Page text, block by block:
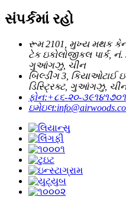
સંપર્કમાં રહો
રૂમ 2101, મુખ્ય મથક
ટેક ઇકોલોજીકલ પાર્ક,
ગુઆંગઝુ, ચીન
બિલ્ડીંગ 3, કિયાઓટાઈ
ડિસ્ટ્રિક્ટ, ગુઆંગઝુ,
ફોન:+૮૬-૨૦-૩૯૧૪૧૭૦૧
ઇમેઇલ: